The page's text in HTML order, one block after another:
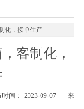
化，接单生产
客制化，
间： 2023-09-07 来